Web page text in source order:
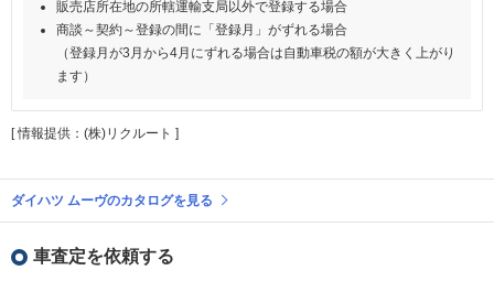
販売店所在地の所轄運輸支局以外で登録する場合
商談～契約～登録の間に「登録月」がずれる場合
（登録月が3月から4月にずれる場合は自動車税の額が大きく上がり
ます）
[ 情報提供：(株)リクルート ]
ダイハツ ムーヴのカタログを見る
車査定を依頼する